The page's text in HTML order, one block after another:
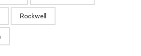
Rockwell